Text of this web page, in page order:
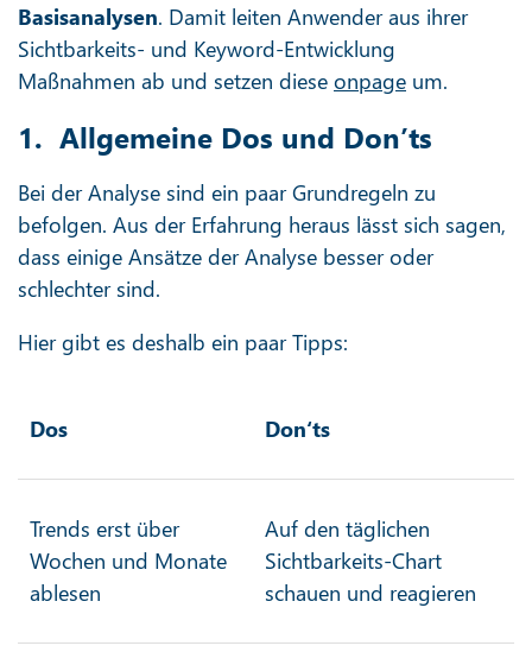
Basisanalysen. Damit leiten Anwender aus ihrer
Sichtbarkeits- und Keyword-Entwicklung
Maßnahmen ab und setzen diese onpage um.
1. Allgemeine Dos und Don’ts
Bei der Analyse sind ein paar Grundregeln zu
befolgen. Aus der Erfahrung heraus lässt sich sagen,
dass einige Ansätze der Analyse besser oder
schlechter sind.
Hier gibt es deshalb ein paar Tipps:
Dos Don‘ts
Trends erst über
Wochen und Monate
ablesen
Auf den täglichen
Sichtbarkeits-Chart
schauen und reagieren